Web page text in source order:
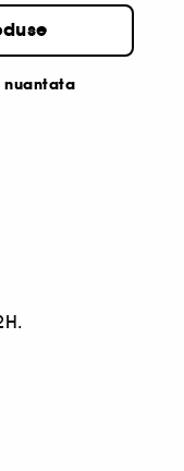
nuantata